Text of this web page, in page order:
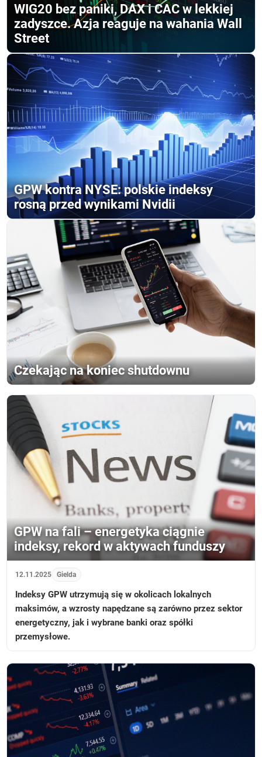
WIG20 bez paniki, DAX i CAC w lekkiej
zadyszce. Azja reaguje na wahania Wall
Street
GPW kontra NYSE: polskie indeksy
rosną przed wynikami Nvidii
Czekając na koniec shutdownu
GPW na fali – energetyka ciągnie
indeksy, rekord w aktywach funduszy
12.11.2025 Gielda
Indeksy GPW utrzymują się w okolicach lokalnych
maksimów, a wzrosty napędzane są zarówno przez sektor
energetyczny, jak i wybrane banki oraz spółki
przemysłowe.